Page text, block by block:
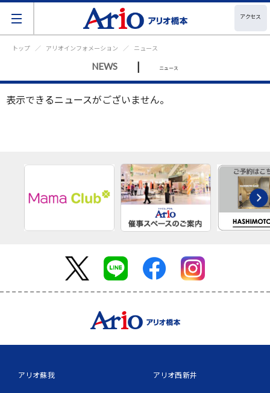
アクセス
トップ アリオインフォメーション ニュース
NEWS | ニュース
表示できるニュースがございません。
アリオ蘇我 アリオ西新井